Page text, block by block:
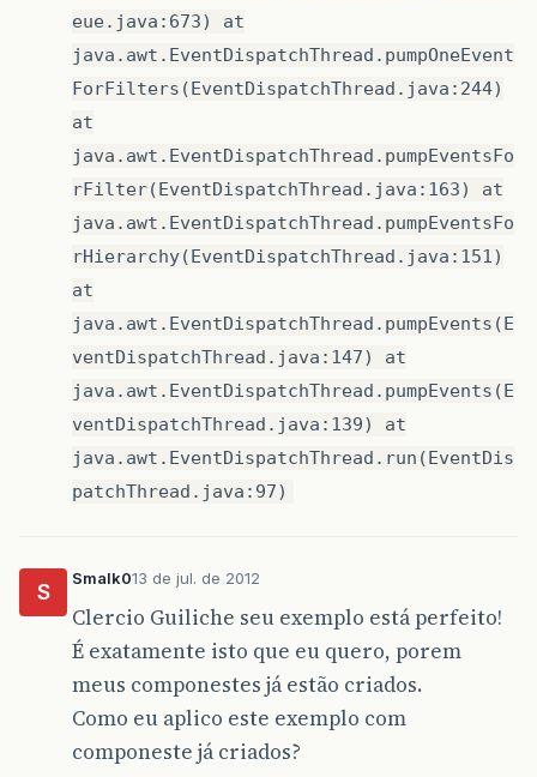
eue.java:673) at
java.awt.EventDispatchThread.pumpOneEvent
ForFilters(EventDispatchThread.java:244)
at
java.awt.EventDispatchThread.pumpEventsFo
rFilter(EventDispatchThread.java:163) at
java.awt.EventDispatchThread.pumpEventsFo
rHierarchy(EventDispatchThread.java:151)
at
java.awt.EventDispatchThread.pumpEvents(E
ventDispatchThread.java:147) at
java.awt.EventDispatchThread.pumpEvents(E
ventDispatchThread.java:139) at
java.awt.EventDispatchThread.run(EventDis
patchThread.java:97)
S
Smalk013 de jul. de 2012
Clercio Guiliche seu exemplo está perfeito!
É exatamente isto que eu quero, porem
meus componestes já estão criados.
Como eu aplico este exemplo com
componeste já criados?